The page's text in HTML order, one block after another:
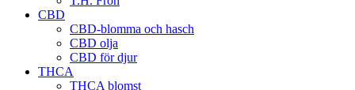
CBD
CBD-blomma och hasch
CBD olja
CBD för djur
THCA
THCA blomst